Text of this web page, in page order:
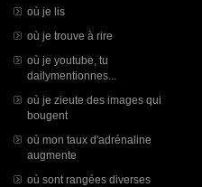
où je lis
où je trouve à rire
où je youtube, tu
dailymentionnes...
où je zieute des images qui
bougent
où mon taux d'adrénaline
augmente
où sont rangées diverses